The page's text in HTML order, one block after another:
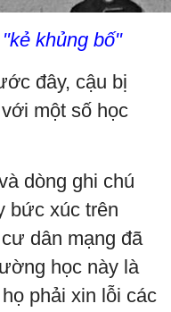
khủng bố"
đây, cậu bị
một số học
dòng ghi chú
bức xúc trên
dân mạng đã
học này là
phải xin lỗi các